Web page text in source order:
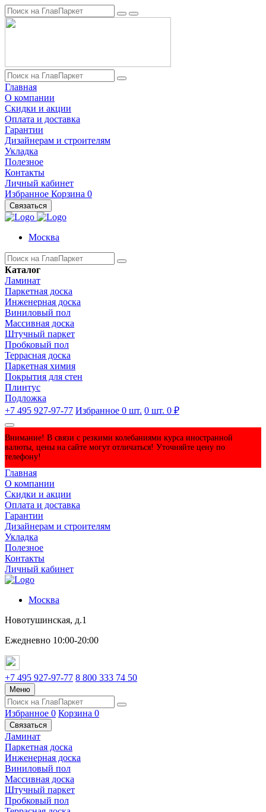
Главная
О компании
Скидки и акции
Оплата и доставка
Гарантии
Дизайнерам и строителям
Укладка
Полезное
Контакты
Личный кабинет
Избранное Корзина 0
Связаться
Москва
Каталог
Ламинат
Паркетная доска
Инженерная доска
Виниловый пол
Массивная доска
Штучный паркет
Пробковый пол
Террасная доска
Паркетная химия
Покрытия для стен
Плинтус
Подложка
+7 495 927-97-77 Избранное 0 шт. 0 шт. 0 ₽
Внимание! В связи с резкими колебаниями курса иностранной
валюты, цены на сайте могут отличаться! Уточняйте цену по
телефону!
Главная
О компании
Скидки и акции
Оплата и доставка
Гарантии
Дизайнерам и строителям
Укладка
Полезное
Контакты
Личный кабинет
Москва
Новотушинская, д.1
Ежедневно 10:00-20:00
+7 495 927-97-77 8 800 333 74 50
Меню
Избранное 0 Корзина 0
Связаться
Ламинат
Паркетная доска
Инженерная доска
Виниловый пол
Массивная доска
Штучный паркет
Пробковый пол